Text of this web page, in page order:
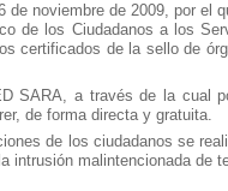
noviembre de 2009, por el
de los Ciudadanos a los
certificados de la sello de
SARA, a través de la cual
de forma directa y gratuita.
de los ciudadanos se
intrusión malintencionada de